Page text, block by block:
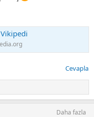
Cevapla
Daha fazla